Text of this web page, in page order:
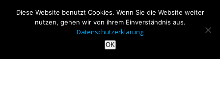
Diese Website benutzt Cookies. Wenn Sie die Website weiter
nutzen, gehen wir von ihrem Einverständnis aus.
Datenschutzerklärung
OK